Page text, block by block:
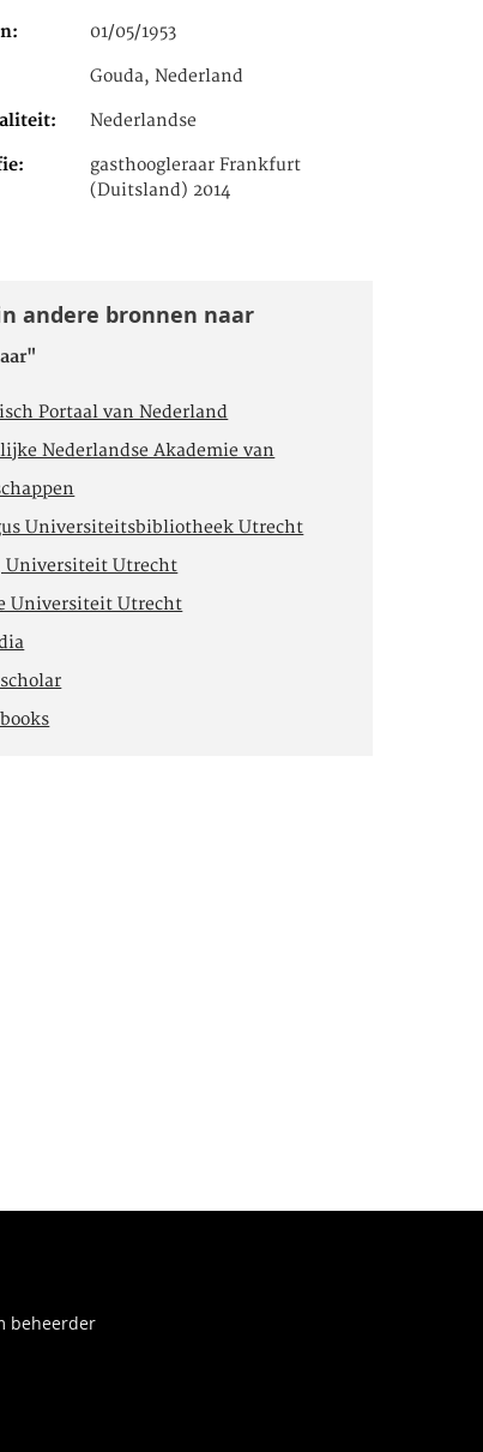
01/05/1953
Gouda, Nederland
Nederlandse
gasthoogleraar Frankfurt
(Duitsland) 2014
andere bronnen naar
Portaal van Nederland
Nederlandse Akademie van
Universiteitsbibliotheek Utrecht
Universiteit Utrecht
Universiteit Utrecht
beheerder